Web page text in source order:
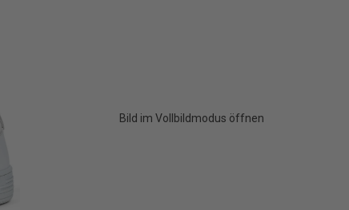
Bild im Vollbildmodus öffnen